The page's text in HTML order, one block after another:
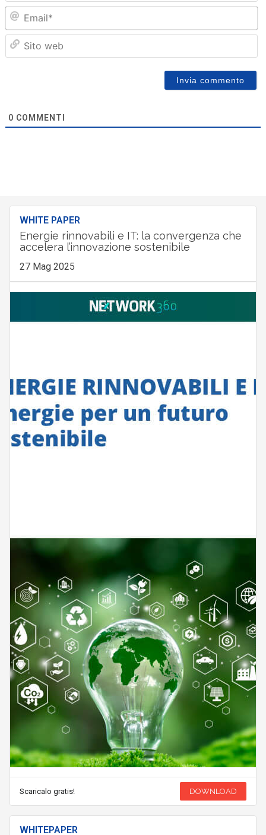
0 COMMENTI
WHITE PAPER
Energie rinnovabili e IT: la convergenza che
accelera l’innovazione sostenibile
27 Mag 2025
Scaricalo gratis! DOWNLOAD
WHITEPAPER